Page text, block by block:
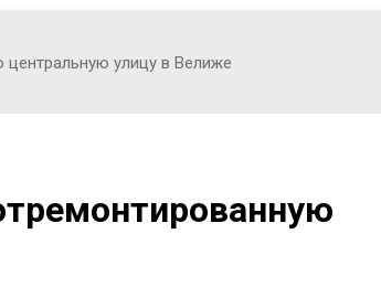
центральную улицу в Велиже